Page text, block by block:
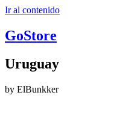
Ir al contenido
GoStore
Uruguay
by ElBunkker